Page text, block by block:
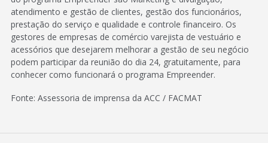
atendimento e gestão de clientes, gestão dos funcionários,
prestação do serviço e qualidade e controle financeiro. Os
gestores de empresas de comércio varejista de vestuário e
acessórios que desejarem melhorar a gestão de seu negócio
podem participar da reunião do dia 24, gratuitamente, para
conhecer como funcionará o programa Empreender.
Fonte: Assessoria de imprensa da ACC / FACMAT